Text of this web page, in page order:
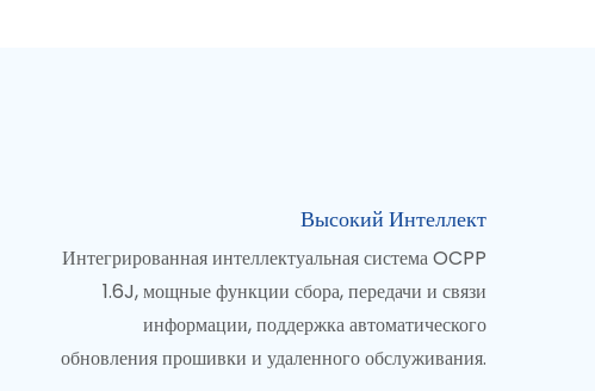
Высокий Интеллект
Интегрированная интеллектуальная система OCPP
1.6J, мощные функции сбора, передачи и связи
информации, поддержка автоматического
обновления прошивки и удаленного обслуживания.